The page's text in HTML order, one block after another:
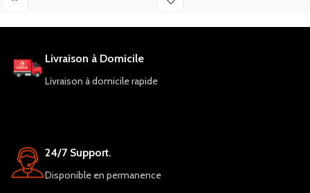
Livraison à Domicile
Livraison à domicile rapide
24/7 Support.
Disponible en permanence